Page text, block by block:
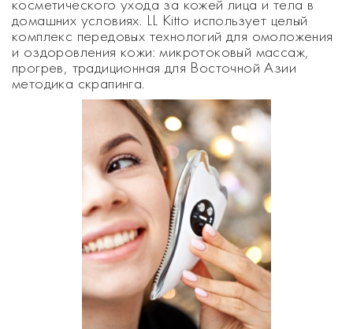
косметического ухода за кожей лица и тела в
домашних условиях. LL Kitto использует целый
комплекс передовых технологий для омоложения
и оздоровления кожи: микротоковый массаж,
прогрев, традиционная для Восточной Азии
методика скрапинга.